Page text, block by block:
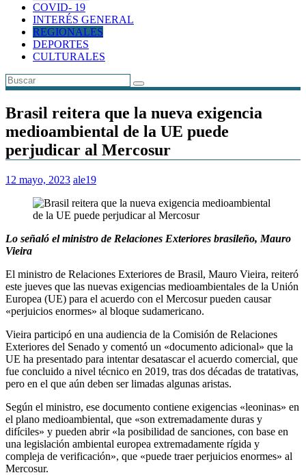
COVID- 19
INTERÉS GENERAL
REGIONALES
DEPORTES
CULTURALES
Brasil reitera que la nueva exigencia
medioambiental de la UE puede
perjudicar al Mercosur
12 mayo, 2023 ale19
Lo señaló el ministro de Relaciones Exteriores brasileño, Mauro
Vieira
El ministro de Relaciones Exteriores de Brasil, Mauro Vieira, reiteró
este jueves que las nuevas exigencias medioambientales de la Unión
Europea (UE) para el acuerdo con el Mercosur pueden causar
«perjuicios enormes» al bloque sudamericano.
Vieira participó en una audiencia de la Comisión de Relaciones
Exteriores del Senado y comentó un «documento adicional» que la
UE ha presentado para intentar desatascar el acuerdo comercial, que
fue concluido a nivel técnico en 2019, tras dos décadas de tratativas,
pero en el que aún deben ser limadas algunas aristas.
Según el ministro, ese documento contiene exigencias «leoninas» en
el plano medioambiental, que «son extremadamente duras y
difíciles» y pueden abrir «la posibilidad de sanciones, con base en
una legislación ambiental europea extremadamente rígida y
compleja de verificación», que «puede traer perjuicios enormes» al
Mercosur.